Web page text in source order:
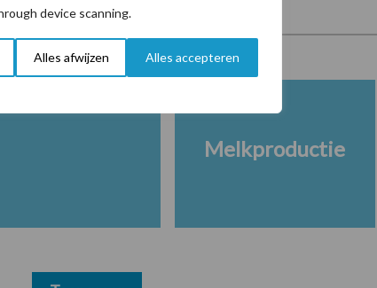
device scanning.
Alles afwijzen Alles accepteren
Veevoer Wet en regelgeving
Melkproductie